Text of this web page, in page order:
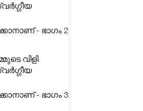
- ഭാഗം 2
വിളി
- ഭാഗം 3